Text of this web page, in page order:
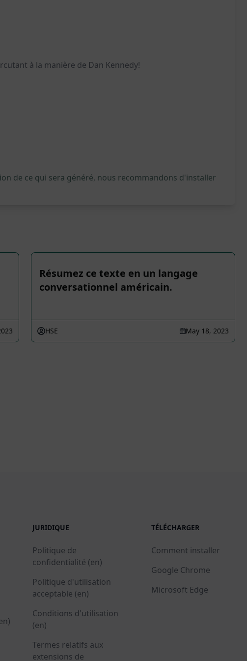
à la manière de Dan Kennedy!
de ce qui sera généré, nous recommandons d'installer
Résumez ce texte en un langage
conversationnel américain.
HSE May 18, 2023
JURIDIQUE
Politique de
confidentialité (en)
Politique d'utilisation
acceptable (en)
Conditions d'utilisation
(en)
Termes relatifs aux
extensions de
TÉLÉCHARGER
Comment installer
Google Chrome
Microsoft Edge